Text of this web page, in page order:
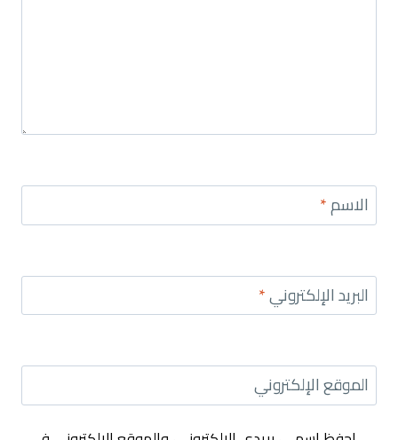
الاسم*
البريد الإلكتروني*
الموقع الإلكتروني